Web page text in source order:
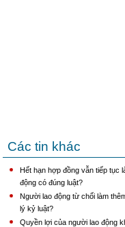
Các tin khác
Hết hạn hợp đồng vẫn tiếp tục
động có đúng luật?
Người lao động từ chối làm
lý kỷ luật?
Quyền lợi của người lao động